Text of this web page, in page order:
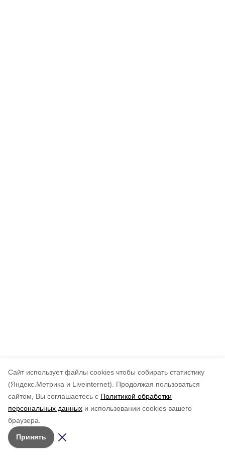
Cайт использует файлы cookies чтобы собирать статистику
(Яндекс.Метрика и Liveinternet).
Продолжая пользоваться
сайтом, Вы соглашаетесь с Политикой обработки
персональных данных и использовании cookies вашего
браузера.
Принять